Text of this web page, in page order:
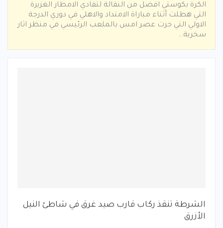
الكرة بكوستي افضل من النقالة لتفادي الامطار الغزيرة
التي هطلت أثناء مباراة الامتداد والاهلي في دوري الدرجة
الاولي التي جرت عصر امس بالملعب الرئيسي في منظر اثار
سخرية…
الشرطة تنقذ ركاب قارب صيد غرق في شاطئ النيل
الأزرق